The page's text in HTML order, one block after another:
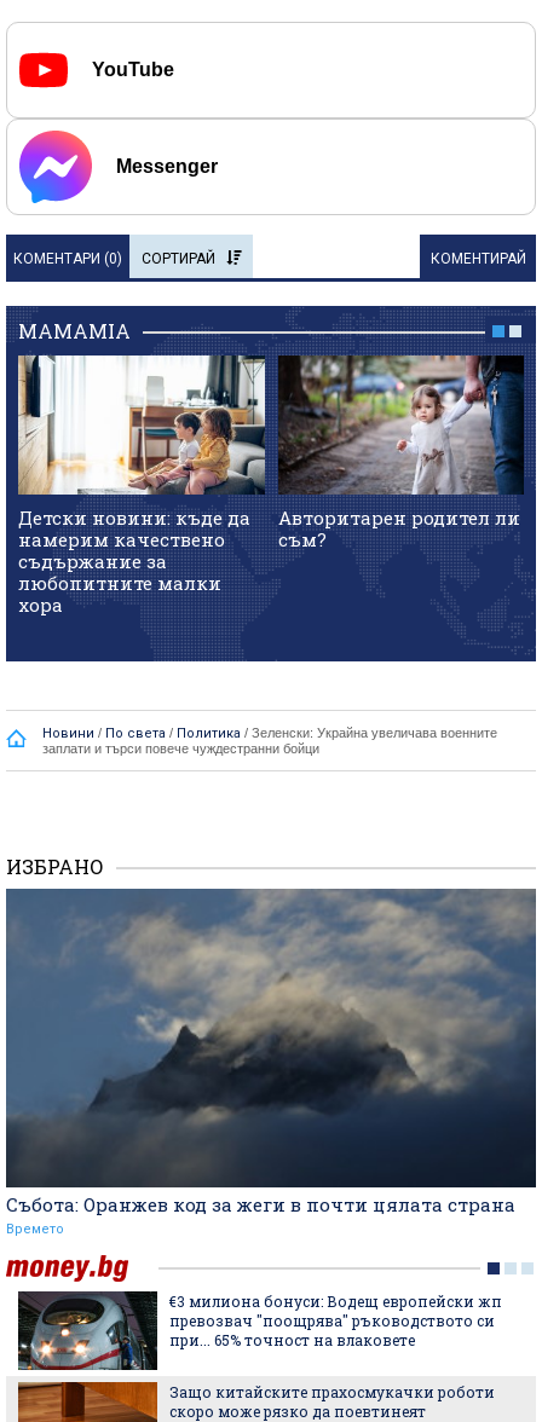
YouTube
Messenger
КОМЕНТАРИ (0) СОРТИРАЙ КОМЕНТИРАЙ
MAMAMIA
Детски новини: къде да
намерим качествено
съдържание за
любопитните малки
хора
Авторитарен родител ли
съм?
Новини / По света / Политика / Зеленски: Украйна увеличава военните
заплати и търси повече чуждестранни бойци
ИЗБРАНО
Събота: Оранжев код за жеги в почти цялата страна
Времето
€3 милиона бонуси: Водещ европейски жп
превозвач "поощрява" ръководството си
при... 65% точност на влаковете
Защо китайските прахосмукачки роботи
скоро може рязко да поевтинеят